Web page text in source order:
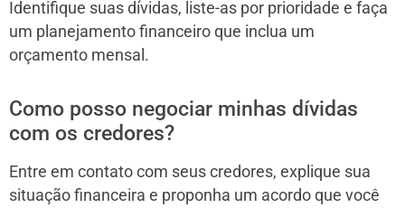
Identifique suas dívidas, liste-as por prioridade e faça
um planejamento financeiro que inclua um
orçamento mensal.
Como posso negociar minhas dívidas
com os credores?
Entre em contato com seus credores, explique sua
situação financeira e proponha um acordo que você